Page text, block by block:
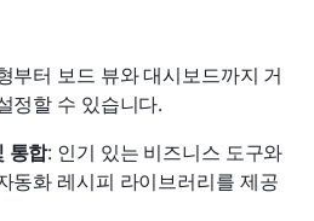
부터 보드 뷰와 대시보드까지 거
정할 수 있습니다.
통합: 인기 있는 비즈니스 도구와
동화 레시피 라이브러리를 제공